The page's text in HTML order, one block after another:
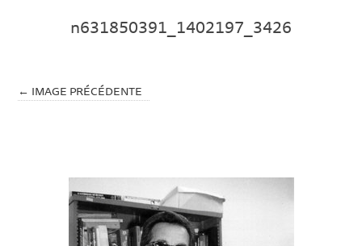
n631850391_1402197_3426
← IMAGE PRÉCÉDENTE